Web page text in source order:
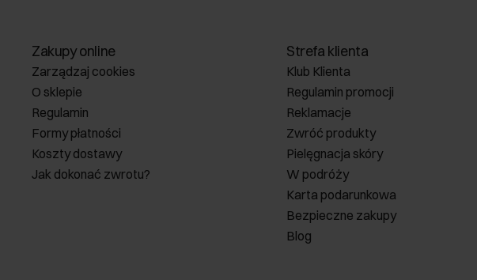
Zakupy online
Zarządzaj cookies
O sklepie
Regulamin
Formy płatności
Koszty dostawy
Jak dokonać zwrotu?
Strefa klienta
Klub Klienta
Regulamin promocji
Reklamacje
Zwróć produkty
Pielęgnacja skóry
W podróży
Karta podarunkowa
Bezpieczne zakupy
Blog